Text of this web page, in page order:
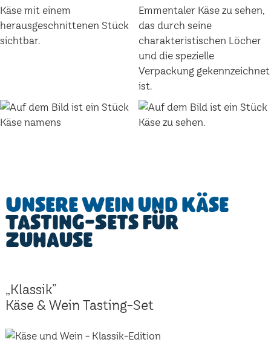
Unsere Wein und Käse
Tasting-Sets für
Zuhause
„Klassik”
Käse & Wein Tasting-Set